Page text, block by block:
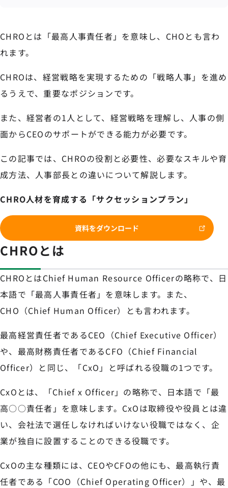
CHROとは「最高人事責任者」を意味し、CHOとも言わ
れます。
CHROは、経営戦略を実現するための「戦略人事」を進め
るうえで、重要なポジションです。
また、経営者の1人として、経営戦略を理解し、人事の側
面からCEOのサポートができる能力が必要です。
この記事では、CHROの役割と必要性、必要なスキルや育
成方法、人事部長との違いについて解説します。
CHRO人材を育成する「サクセッションプラン」
資料をダウンロード
CHROとは
CHROとはChief Human Resource Officerの略称で、日
本語で「最高人事責任者」を意味します。また、
CHO（Chief Human Officer）とも言われます。
最高経営責任者であるCEO（Chief Executive Officer）
や、最高財務責任者であるCFO（Chief Financial
Officer）と同じ、「CxO」と呼ばれる役職の1つです。
CxOとは、「Chief x Officer」の略称で、日本語で「最
高○○責任者」を意味します。CxOは取締役や役員とは違
い、会社法で選任しなければいけない役職ではなく、企
業が独自に設置することのできる役職です。
CxOの主な種類には、CEOやCFOの他にも、最高執行責
任者である「COO（Chief Operating Officer）」や、最